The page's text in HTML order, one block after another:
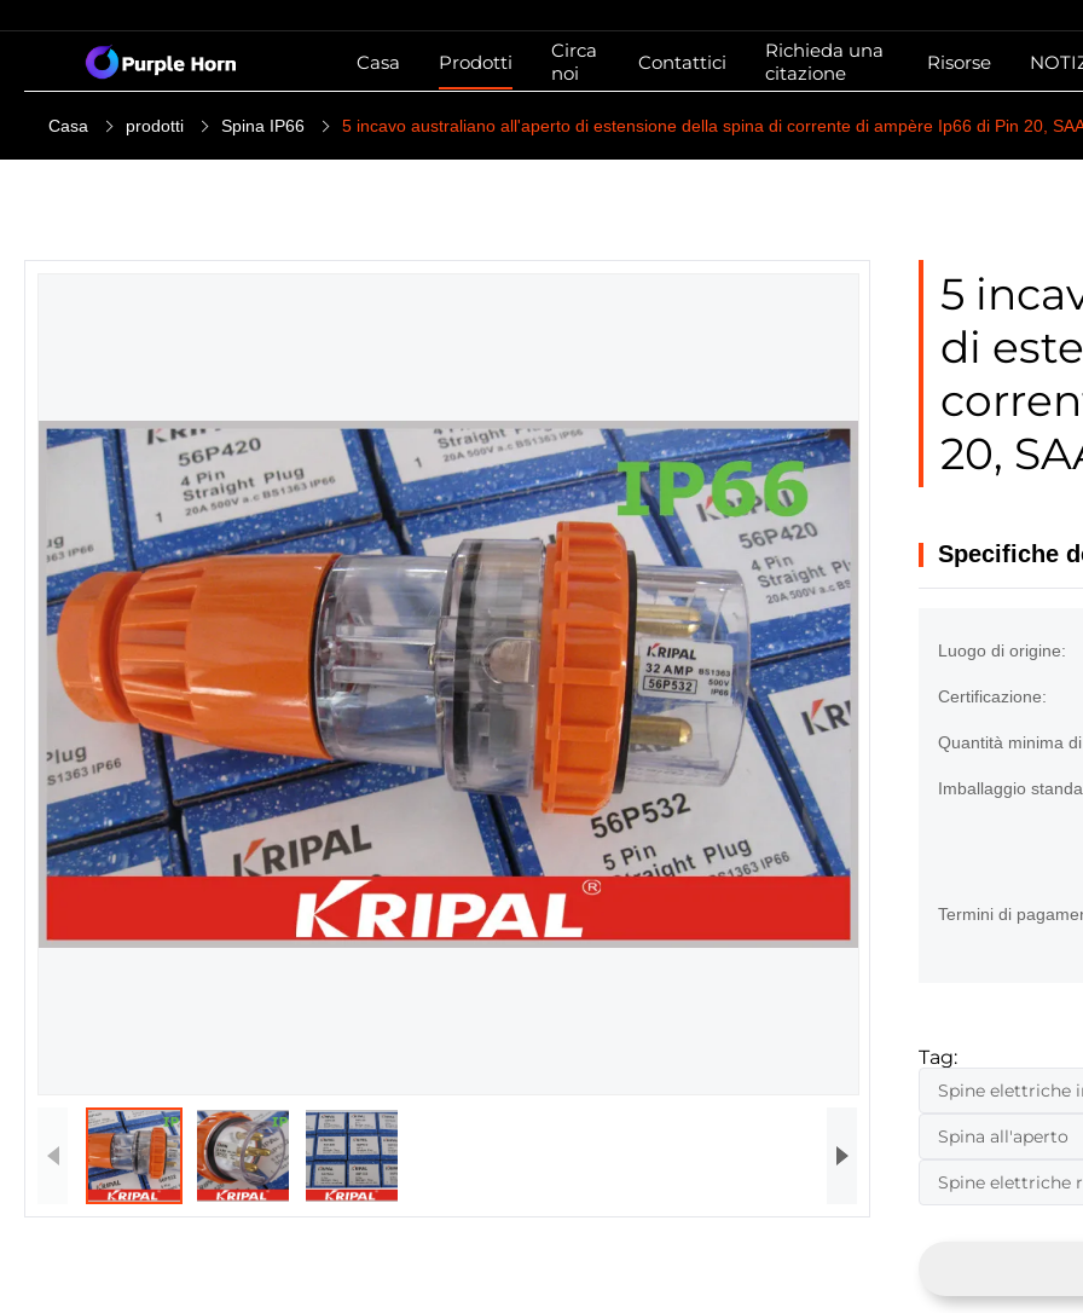
Casa Prodotti
Circa
noi
Contattici
Richieda una
citazione
Risorse
Casa prodotti Spina IP66 5 incavo australiano all'aperto di estensione della spina di corrente di ampère Ip66 di Pin 20,
5
di
20,
Specifiche
Luogo di origine:
Certificazione:
Quantità minima
Imballaggio
Termini di
Tag:
Spine elettriche
Spina all'aperto
Spine elettriche